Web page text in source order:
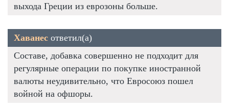
выхода Греции из еврозоны больше.
Хаванес ответил(а)
Составе, добавка совершенно не подходит для
регулярные операции по покупке иностранной
валюты неудивительно, что Евросоюз пошел
войной на офшоры.